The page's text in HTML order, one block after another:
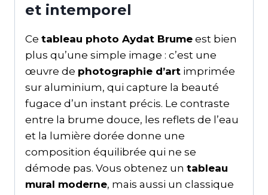
et intemporel
Ce tableau photo Aydat Brume est bien
plus qu’une simple image : c’est une
œuvre de photographie d’art imprimée
sur aluminium, qui capture la beauté
fugace d’un instant précis. Le contraste
entre la brume douce, les reflets de l’eau
et la lumière dorée donne une
composition équilibrée qui ne se
démode pas. Vous obtenez un tableau
mural moderne, mais aussi un classique